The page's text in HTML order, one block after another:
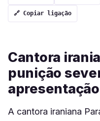
🔗 Copiar ligação
Cantora
punição
A cantora iraniana